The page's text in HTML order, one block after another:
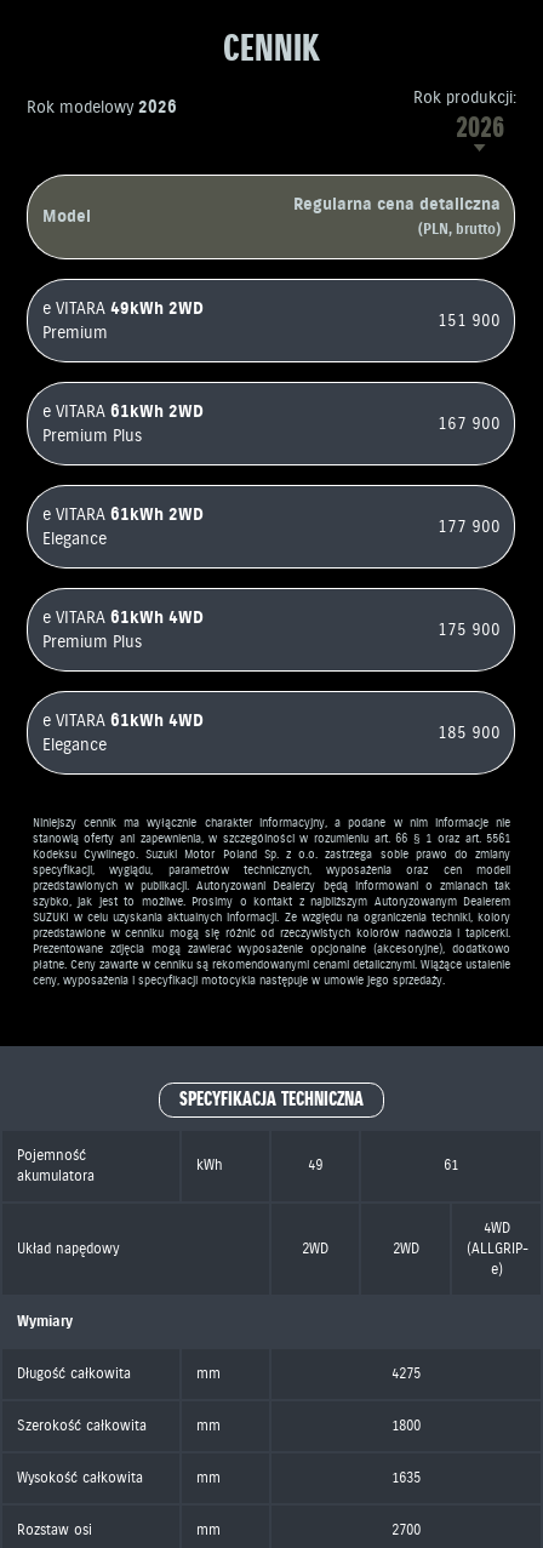
CENNIK
Rok modelowy2026 Rok produkcji:
2026
Model Regularna cena detaliczna
(PLN, brutto)
e VITARA 49kWh 2WD
Premium
151 900
e VITARA 61kWh 2WD
Premium Plus
167 900
e VITARA 61kWh 2WD
Elegance
177 900
e VITARA 61kWh 4WD
Premium Plus
175 900
e VITARA 61kWh 4WD
Elegance
185 900
Niniejszy cennik ma wyłącznie charakter informacyjny, a podane w nim informacje nie
stanowią oferty ani zapewnienia, w szczególności w rozumieniu art. 66 § 1 oraz art. 5561
Kodeksu Cywilnego. Suzuki Motor Poland Sp. z o.o. zastrzega sobie prawo do zmiany
specyfikacji, wyglądu, parametrów technicznych, wyposażenia oraz cen modeli
przedstawionych w publikacji. Autoryzowani Dealerzy będą informowani o zmianach tak
szybko, jak jest to możliwe. Prosimy o kontakt z najbliższym Autoryzowanym Dealerem
SUZUKI w celu uzyskania aktualnych informacji. Ze względu na ograniczenia techniki, kolory
przedstawione w cenniku mogą się różnić od rzeczywistych kolorów nadwozia i tapicerki.
Prezentowane zdjęcia mogą zawierać wyposażenie opcjonalne (akcesoryjne), dodatkowo
płatne. Ceny zawarte w cenniku są rekomendowanymi cenami detalicznymi. Wiążące ustalenie
ceny, wyposażenia i specyfikacji motocykla następuje w umowie jego sprzedaży.
SPECYFIKACJA TECHNICZNA
Pojemność
akumulatora
kWh 49 61
Układ napędowy 2WD 2WD
4WD
(ALLGRIP-
e)
Wymiary
Długość całkowita mm 4275
Szerokość całkowita mm 1800
Wysokość całkowita mm 1635
Rozstaw osi mm 2700